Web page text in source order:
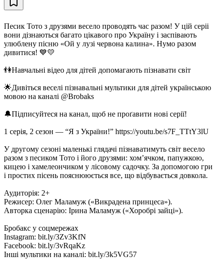
Песик Тото з друзями весело проводять час разом! У цій серіі
вони дізнаються багато цікавого про Україну і заспівають
улюблену пісню «Ой у лузі червона калина». Нумо разом
дивитися! 💙💛
👫Навчальні відео для дітей допомагають пізнавати світ
🌟Дивіться веселі пізнавальні мультики для дітей українською
мовою на каналі @Brobaks
🔔Підписуйтеся на канал, щоб не проґавити нові серії!
1 серія, 2 сезон — “Я з України!” https://youtu.be/s7F_TTtY3lU
У другому сезоні маленькі глядачі пізнаватимуть світ весело
разом з песиком Тото і його друзями: хом’ячком, папужкою,
кицею і хамелеончиком у лісовому садочку. За допомогою гри
і простих пісень пояснююється все, що відбувається довкола.
Аудиторія: 2+
Режисер: Олег Маламуж («Викрадена принцеса»).
Авторка сценарію: Ірина Маламуж («Хоробрі зайці»).
Бробакс у соцмережах
Instagram: bit.ly/3Zv3KfN
Facebook: bit.ly/3vRqaKz
Інші мультики на каналі: bit.ly/3k5VG57